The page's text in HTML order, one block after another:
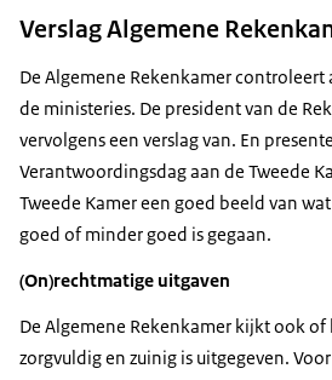
Ondertiteling
srt3.2 KB
Download
Verslag Algemene
De Algemene Rekenkamer controleert
de ministeries. De president van de
vervolgens een verslag van. En
Verantwoordingsdag aan de Tweede
Tweede Kamer een goed beeld van
goed of minder goed is gegaan.
(On)rechtmatige uitgaven
De Algemene Rekenkamer kijkt ook of
zorgvuldig en zuinig is uitgegeven.